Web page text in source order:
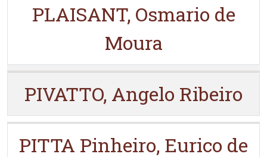
PLAISANT, Osmario de
Moura
PIVATTO, Angelo Ribeiro
PITTA Pinheiro, Eurico de